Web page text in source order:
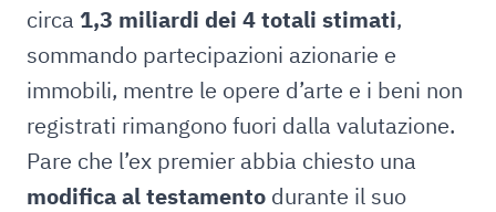
circa 1,3 miliardi dei 4 totali stimati,
sommando partecipazioni azionarie e
immobili, mentre le opere d’arte e i beni non
registrati rimangono fuori dalla valutazione.
Pare che l’ex premier abbia chiesto una
modifica al testamento durante il suo